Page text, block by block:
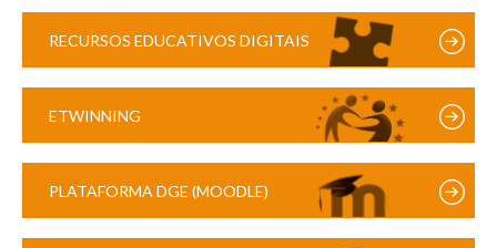
RECURSOS EDUCATIVOS DIGITAIS
ETWINNING
PLATAFORMA DGE (MOODLE)